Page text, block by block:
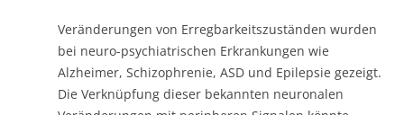
Veränderungen von Erregbarkeitszuständen wurden
bei neuro-psychiatrischen Erkrankungen wie
Alzheimer, Schizophrenie, ASD und Epilepsie gezeigt.
Die Verknüpfung dieser bekannten neuronalen